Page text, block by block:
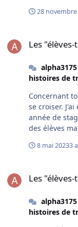
annoncées
voy par jour)
vue
par les parois
efficace tant
cas de
(sûrement
avec leurs
d'accès).
28 novembre
Les
alpha3175
histoires de
Concernant
se croiser.
année de
des élèves
instructeurs
camarades tu
simplement
8 mai 20233
Les
alpha3175
histoires de